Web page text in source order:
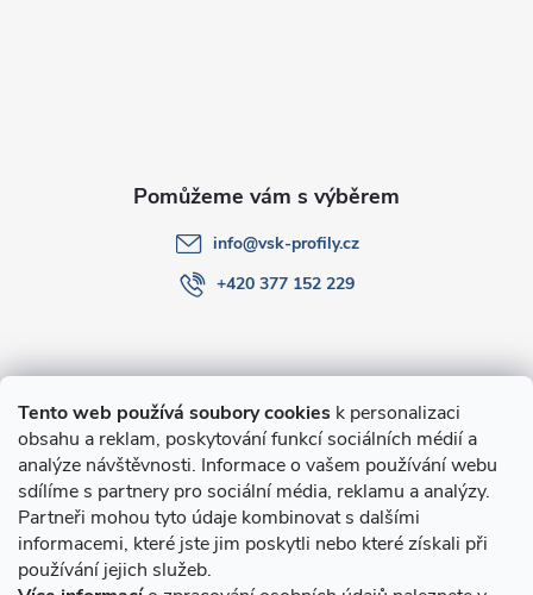
Tento web používá soubory cookies k personalizaci
obsahu a reklam, poskytování funkcí sociálních médií a
analýze návštěvnosti. Informace o vašem používání webu
sdílíme s partnery pro sociální média, reklamu a analýzy.
Partneři mohou tyto údaje kombinovat s dalšími
informacemi, které jste jim poskytli nebo které získali při
používání jejich služeb.
O nákupu
Novinky v programu Alusic
Archiv
info@vsk-profily.cz
+420 377 152 229